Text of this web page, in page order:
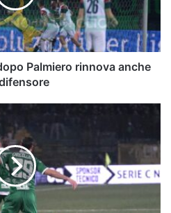
Palmiero rinnova anche